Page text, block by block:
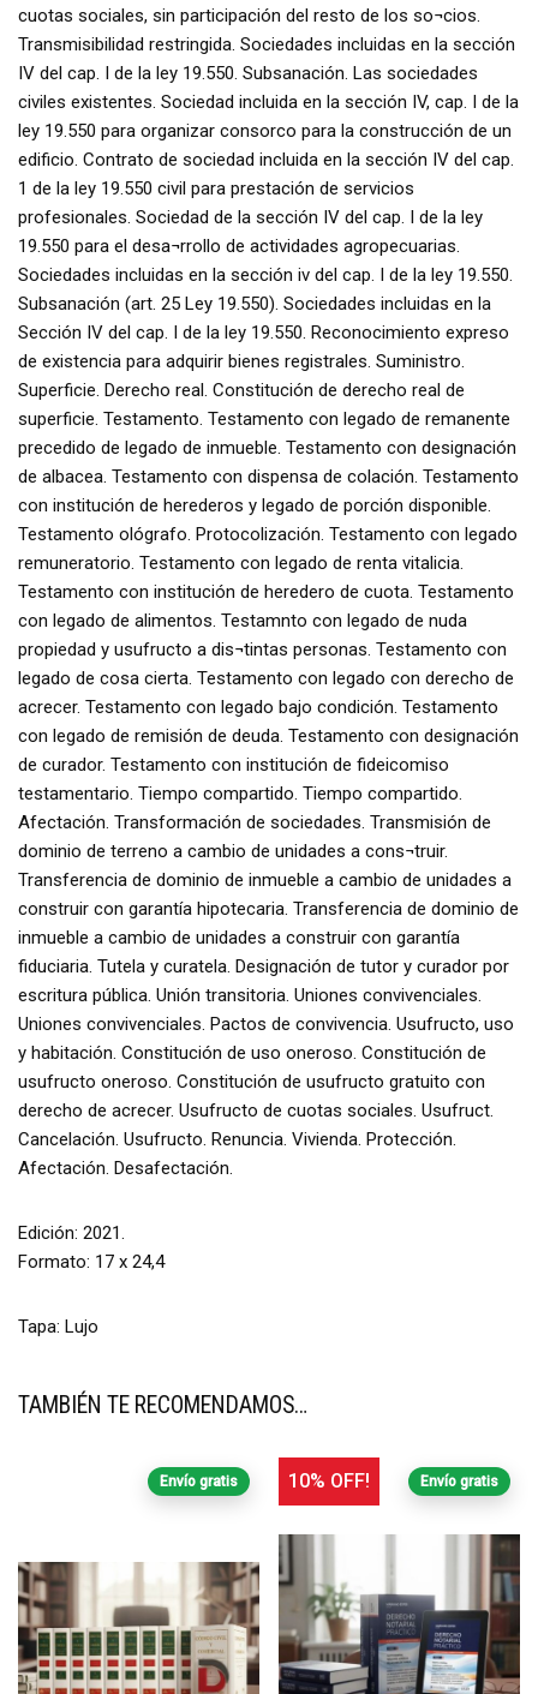
cuotas sociales, sin participación del resto de los so¬cios.
Transmisibilidad restringida. Sociedades incluidas en la sección
IV del cap. I de la ley 19.550. Subsanación. Las sociedades
civiles existentes. Sociedad incluida en la sección IV, cap. I de la
ley 19.550 para organizar consorco para la construcción de un
edificio. Contrato de sociedad incluida en la sección IV del cap.
1 de la ley 19.550 civil para prestación de servicios
profesionales. Sociedad de la sección IV del cap. I de la ley
19.550 para el desa¬rrollo de actividades agropecuarias.
Sociedades incluidas en la sección iv del cap. I de la ley 19.550.
Subsanación (art. 25 Ley 19.550). Sociedades incluidas en la
Sección IV del cap. I de la ley 19.550. Reconocimiento expreso
de existencia para adquirir bienes registrales. Suministro.
Superficie. Derecho real. Constitución de derecho real de
superficie. Testamento. Testamento con legado de remanente
precedido de legado de inmueble. Testamento con designación
de albacea. Testamento con dispensa de colación. Testamento
con institución de herederos y legado de porción disponible.
Testamento ológrafo. Protocolización. Testamento con legado
remuneratorio. Testamento con legado de renta vitalicia.
Testamento con institución de heredero de cuota. Testamento
con legado de alimentos. Testamnto con legado de nuda
propiedad y usufructo a dis¬tintas personas. Testamento con
legado de cosa cierta. Testamento con legado con derecho de
acrecer. Testamento con legado bajo condición. Testamento
con legado de remisión de deuda. Testamento con designación
de curador. Testamento con institución de fideicomiso
testamentario. Tiempo compartido. Tiempo compartido.
Afectación. Transformación de sociedades. Transmisión de
dominio de terreno a cambio de unidades a cons¬truir.
Transferencia de dominio de inmueble a cambio de unidades a
construir con garantía hipotecaria. Transferencia de dominio de
inmueble a cambio de unidades a construir con garantía
fiduciaria. Tutela y curatela. Designación de tutor y curador por
escritura pública. Unión transitoria. Uniones convivenciales.
Uniones convivenciales. Pactos de convivencia. Usufructo, uso
y habitación. Constitución de uso oneroso. Constitución de
usufructo oneroso. Constitución de usufructo gratuito con
derecho de acrecer. Usufructo de cuotas sociales. Usufruct.
Cancelación. Usufructo. Renuncia. Vivienda. Protección.
Afectación. Desafectación.
Edición: 2021.
Formato: 17 x 24,4
Tapa: Lujo
TAMBIÉN TE RECOMENDAMOS…
Envío gratis Envío gratis
10% OFF!